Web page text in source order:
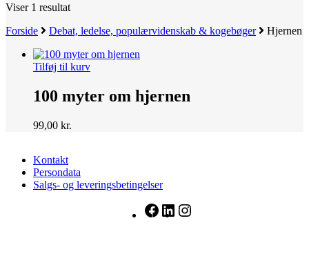
Viser 1 resultat
Forside
Debat, ledelse, populærvidenskab & kogebøger Hjernen
Tilføj til kurv
100 myter om hjernen
99,00 kr.
Kontakt
Persondata
Salgs- og leveringsbetingelser
Facebook
LinkedIn